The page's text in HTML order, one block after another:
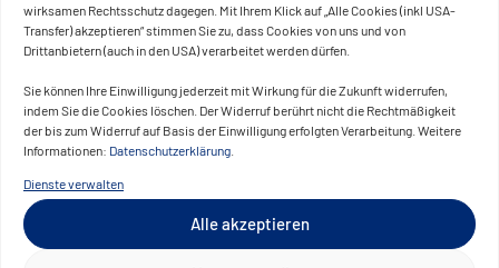
wirksamen Rechtsschutz dagegen. Mit Ihrem Klick auf „Alle Cookies (inkl USA-
Transfer) akzeptieren“ stimmen Sie zu, dass Cookies von uns und von
Drittanbietern (auch in den USA) verarbeitet werden dürfen.
Sie können Ihre Einwilligung jederzeit mit Wirkung für die Zukunft widerrufen,
indem Sie die Cookies löschen. Der Widerruf berührt nicht die Rechtmäßigkeit
der bis zum Widerruf auf Basis der Einwilligung erfolgten Verarbeitung. Weitere
Informationen: Datenschutzerklärung
Dienste verwalten
Alle akzeptieren
In Branchen wie Finance, Healthcare oder Public
Sector bilden Plattformen die technische
Voraussetzung für digitale Services unter klaren
Compliance- und Sicherheitsvorgaben.
Kundenportale, IoT-Anwendungen oder
Omnichannel-Szenarien lassen sich nur dann
nachhaltig betreiben, wenn Skalierung,
Zugriffskontrolle und Datenverarbeitung